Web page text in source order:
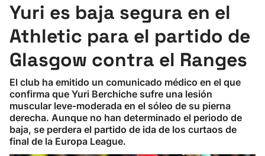
Pelota
Remo
Baloncesto
Ciclismo
Yuri es baja segura en el
Athletic para el partido de
Glasgow contra el Ranges
El club ha emitido un comunicado médico en el que
confirma que Yuri Berchiche sufre una lesión
muscular leve-moderada en el sóleo de su pierna
derecha. Aunque no han determinado el periodo de
baja, se perdera el partido de ida de los curtaos de
final de la Europa League.